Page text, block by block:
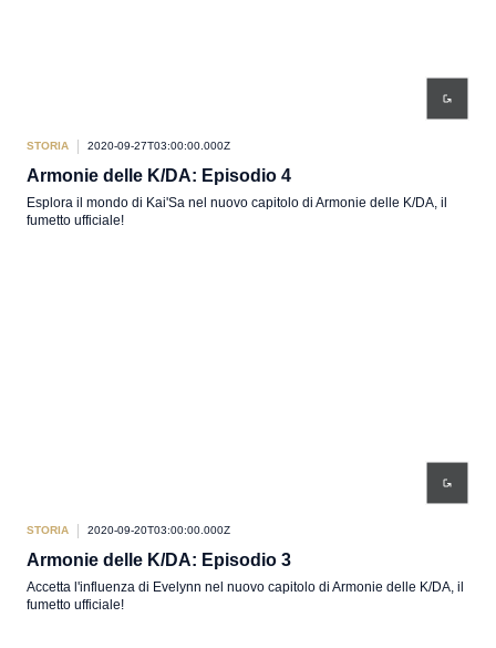
STORIA 2020-09-27T03:00:00.000Z
Armonie delle K/DA: Episodio 4
Esplora il mondo di Kai'Sa nel nuovo capitolo di Armonie delle K/DA, il
fumetto ufficiale!
STORIA 2020-09-20T03:00:00.000Z
Armonie delle K/DA: Episodio 3
Accetta l'influenza di Evelynn nel nuovo capitolo di Armonie delle K/DA, il
fumetto ufficiale!